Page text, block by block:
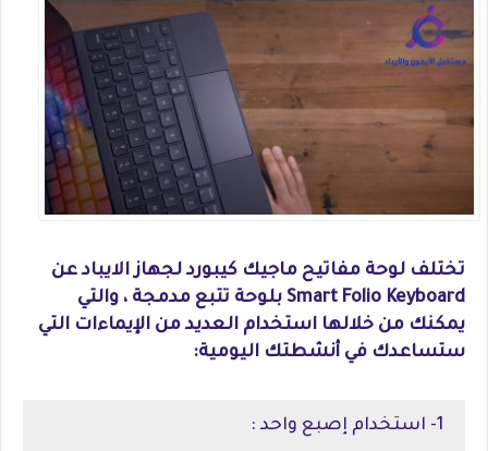
تختلف لوحة مفاتيح ماجيك كيبورد لجهاز الايباد عن
Smart Folio Keyboard بلوحة تتبع مدمجة ، والتي
يمكنك من خلالها استخدام العديد من الإيماءات التي
ستساعدك في أنشطتك اليومية:
1- استخدام إصبع واحد :